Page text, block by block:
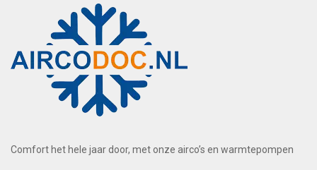
Comfort het hele jaar door, met onze airco’s en warmtepompen